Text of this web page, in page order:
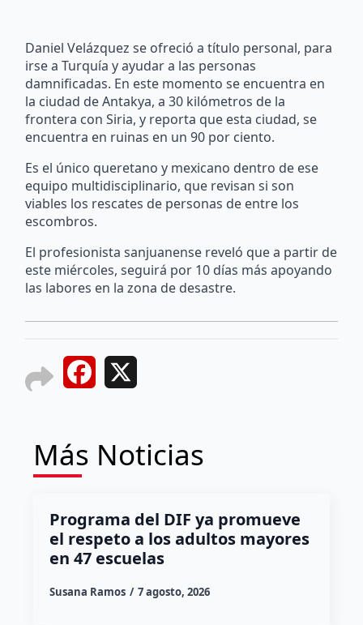
Daniel Velázquez se ofreció a título personal, para
irse a Turquía y ayudar a las personas
damnificadas. En este momento se encuentra en
la ciudad de Antakya, a 30 kilómetros de la
frontera con Siria, y reporta que esta ciudad, se
encuentra en ruinas en un 90 por ciento.
Es el único queretano y mexicano dentro de ese
equipo multidisciplinario, que revisan si son
viables los rescates de personas de entre los
escombros.
El profesionista sanjuanense reveló que a partir de
este miércoles, seguirá por 10 días más apoyando
las labores en la zona de desastre.
Facebook
Más Noticias
Programa del DIF ya promueve
el respeto a los adultos mayores
en 47 escuelas
Susana Ramos 7 agosto, 2026